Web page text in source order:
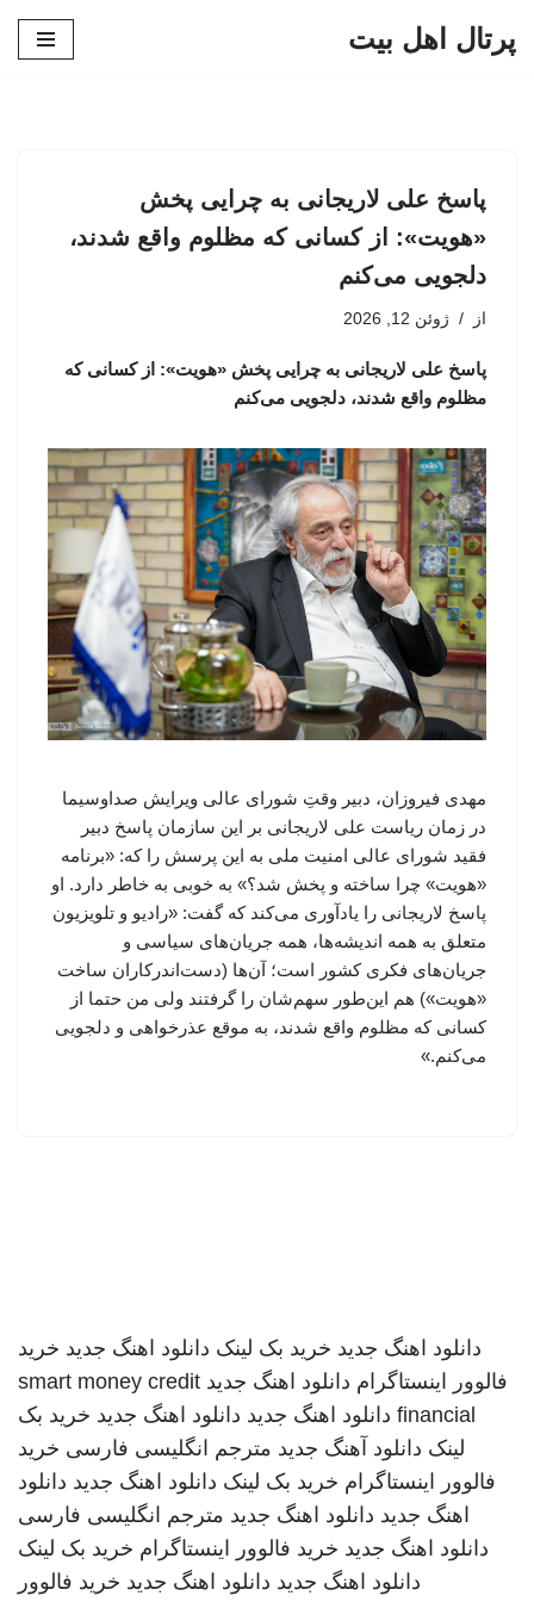
پرتال اهل بیت
پاسخ علی لاریجانی به چرایی پخش
«هویت»: از کسانی که مظلوم واقع شدند،
دلجویی می‌کنم
از ژوئن 12, 2026
پاسخ علی لاریجانی به چرایی پخش «هویت»: از کسانی که
مظلوم واقع شدند، دلجویی می‌کنم
مهدی فیروزان، دبیر وقتِ شورای عالی ویرایش صداوسیما
در زمان ریاست علی لاریجانی بر این سازمان پاسخ دبیر
فقید شورای عالی امنیت ملی به این پرسش را که: «برنامه
«هویت» چرا ساخته و پخش شد؟» به خوبی به خاطر دارد. او
پاسخ لاریجانی را یادآوری می‌کند که گفت: «رادیو و تلویزیون
متعلق به همه اندیشه‌ها، همه جریان‌های سیاسی و
جریان‌های فکری کشور است؛ آن‌ها (دست‌اندرکاران ساخت
«هویت») هم این‌طور سهم‌شان را گرفتند ولی من حتما از
کسانی که مظلوم واقع شدند، به موقع عذرخواهی و دلجویی
می‌کنم.»
دانلود اهنگ جدید خرید بک لینک دانلود اهنگ جدید خرید
فالوور اینستاگرام دانلود اهنگ جدید smart money credit
financial دانلود اهنگ جدید دانلود اهنگ جدید خرید بک
لینک دانلود آهنگ جدید مترجم انگلیسی فارسی خرید
فالوور اینستاگرام خرید بک لینک دانلود اهنگ جدید دانلود
اهنگ جدید دانلود اهنگ جدید مترجم انگلیسی فارسی
دانلود اهنگ جدید خرید فالوور اینستاگرام خرید بک لینک
دانلود اهنگ جدید دانلود اهنگ جدید خرید فالوور